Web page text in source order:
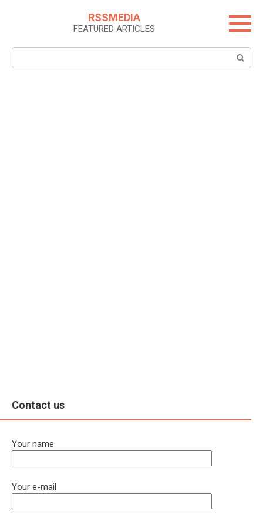
RSSMEDIA
FEATURED ARTICLES
Search:
Contact us
Your name
Your e-mail